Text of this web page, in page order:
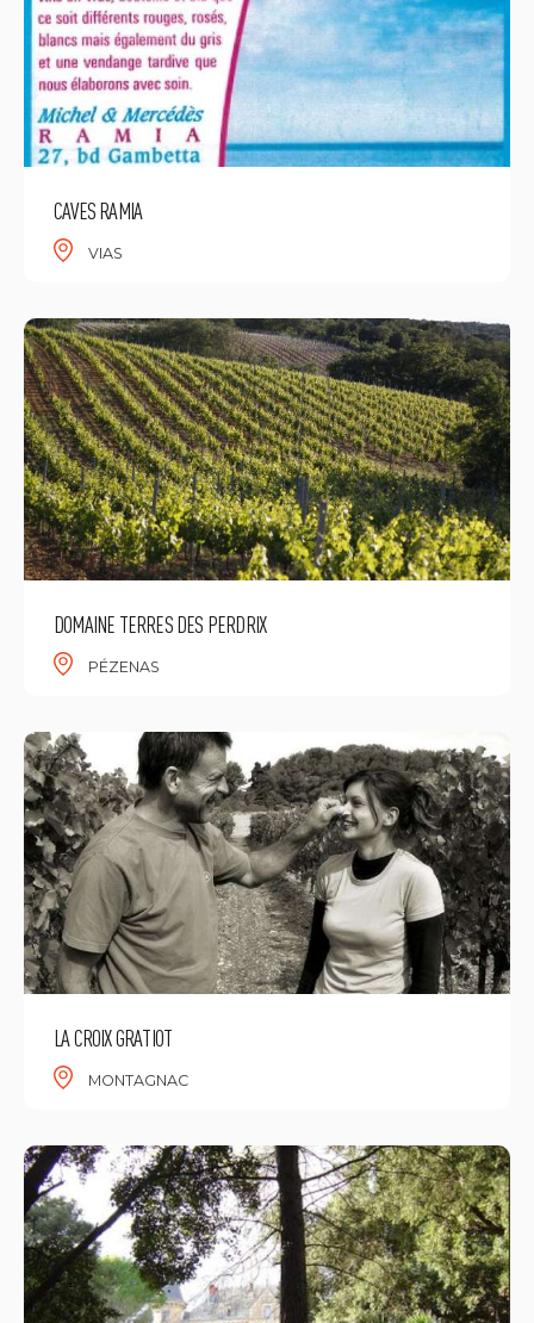
CAVES RAMIA
VIAS
DOMAINE TERRES DES PERDRIX
PÉZENAS
LA CROIX GRATIOT
MONTAGNAC